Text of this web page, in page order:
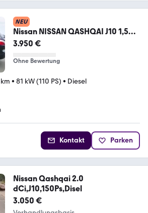
NEU
Nissan NISSAN QASHQAI J10 1,5
dci
3.950 €
Ohne Bewertung
• 81 kW (110 PS) • Diesel
Kontakt Parken
Nissan Qashqai 2.0
dCi,J10,150Ps,Disel
3.050 €